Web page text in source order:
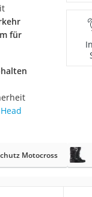
für
Motocross